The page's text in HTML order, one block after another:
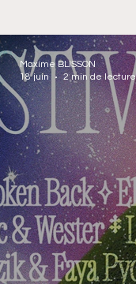
RESEAUX
POLITIQUE
Maxime BLISSON
18 juin
2 min de lecture